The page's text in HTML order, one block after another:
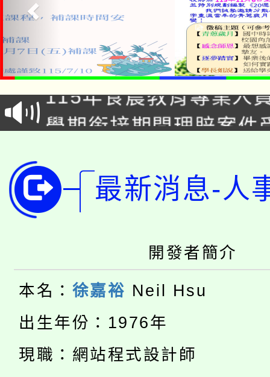
淨零綠生活教案入校路
會
程
學期銜接期間理賠案件
版
公告本校115學年度第
代理(課)教師甄選結果(
「2026金融保險知識
桃園市115學年度學生
生本土語及新住民語歌
公告本校115學年度第
代理(課)教師甄選結果(
公告本校115學年度第
代理(課)教師甄選結果(
轉知中國文化大學推廣
《TA101》溝通分析基
淨零綠生活教案入校路
最新消息-人
開發者簡介
本名： 徐嘉裕 Neil Hsu
出生年份：1976年
現職：網站程式設計師